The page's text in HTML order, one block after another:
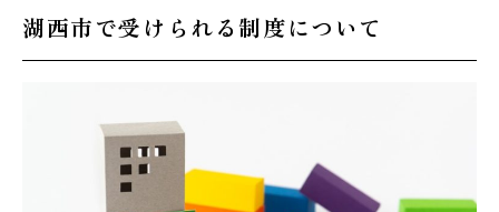
湖西市で受けられる制度について